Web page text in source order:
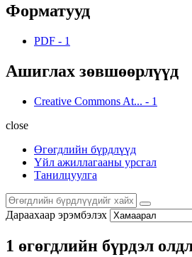
Форматууд
PDF - 1
Ашиглах зөвшөөрлүүд
Creative Commons At... - 1
close
Өгөгдлийн бүрдлүүд
Үйл ажиллагааны урсгал
Танилцуулга
Дараахаар эрэмбэлэх
1 өгөгдлийн бүрдэл